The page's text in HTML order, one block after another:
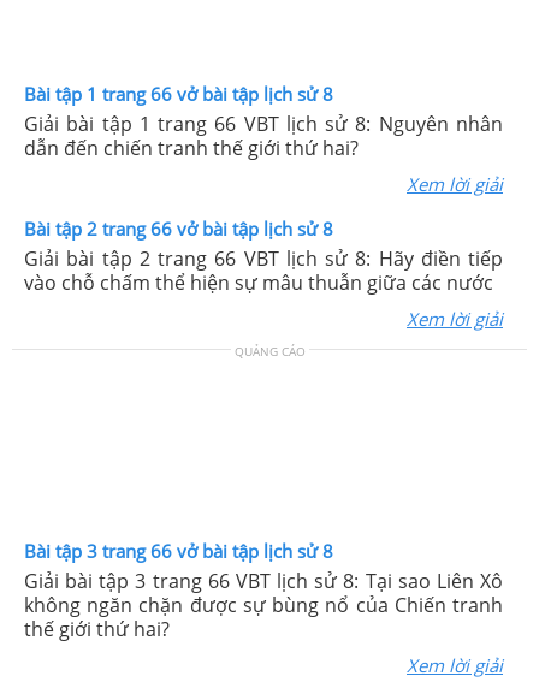
Bài tập 1 trang 66 vở bài tập lịch sử 8
Giải bài tập 1 trang 66 VBT lịch sử 8: Nguyên nhân
dẫn đến chiến tranh thế giới thứ hai?
Xem lời giải
Bài tập 2 trang 66 vở bài tập lịch sử 8
Giải bài tập 2 trang 66 VBT lịch sử 8: Hãy điền tiếp
vào chỗ chấm thể hiện sự mâu thuẫn giữa các nước
Xem lời giải
QUẢNG CÁO
Bài tập 3 trang 66 vở bài tập lịch sử 8
Giải bài tập 3 trang 66 VBT lịch sử 8: Tại sao Liên Xô
không ngăn chặn được sự bùng nổ của Chiến tranh
thế giới thứ hai?
Xem lời giải